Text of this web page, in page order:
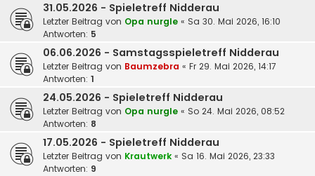
31.05.2026 - Spieletreff Nidderau
Letzter Beitrag von Opa nurgle « Sa 30. Mai 2026, 16:10
Antworten: 5
06.06.2026 - Samstagsspieletreff Nidderau
Letzter Beitrag von Baumzebra « Fr 29. Mai 2026, 14:17
Antworten: 1
24.05.2026 - Spieletreff Nidderau
Letzter Beitrag von Opa nurgle « So 24. Mai 2026, 08:52
Antworten: 8
17.05.2026 - Spieletreff Nidderau
Letzter Beitrag von Krautwerk « Sa 16. Mai 2026, 23:33
Antworten: 9